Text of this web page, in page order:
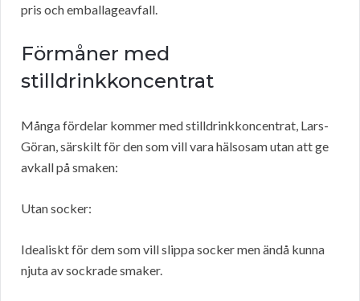
pris och emballageavfall.
Förmåner med
stilldrinkkoncentrat
Många fördelar kommer med stilldrinkkoncentrat, Lars-
Göran, särskilt för den som vill vara hälsosam utan att ge
avkall på smaken:
Utan socker:
Idealiskt för dem som vill slippa socker men ändå kunna
njuta av sockrade smaker.